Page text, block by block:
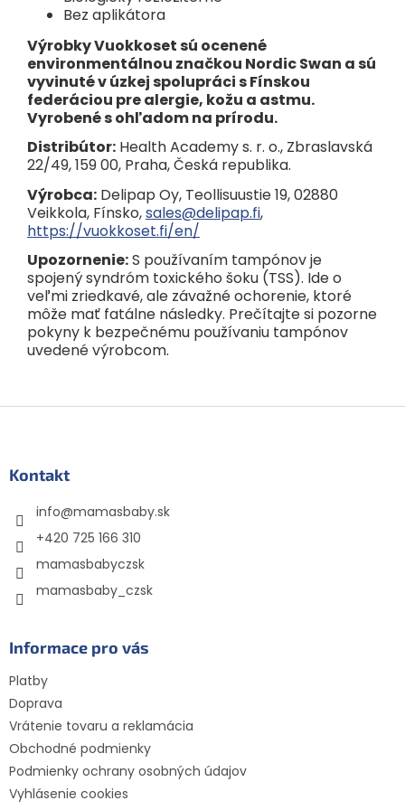
Bez aplikátora
Výrobky Vuokkoset sú ocenené
environmentálnou značkou Nordic Swan a sú
vyvinuté v úzkej spolupráci s Fínskou
federáciou pre alergie, kožu a astmu.
Vyrobené s ohľadom na prírodu.
Distribútor: Health Academy s. r. o., Zbraslavská
22/49, 159 00, Praha, Česká republika.
Výrobca: Delipap Oy, Teollisuustie 19, 02880
Veikkola, Fínsko,sales@delipap.fi,
https://vuokkoset.fi/en/
Upozornenie:S používaním tampónov je
spojený syndróm toxického šoku (TSS). Ide o
veľmi zriedkavé, ale závažné ochorenie, ktoré
môže mať fatálne následky. Prečítajte si pozorne
pokyny k bezpečnému používaniu tampónov
uvedené výrobcom.
Kontakt
info@mamasbaby.sk
+420 725 166 310
mamasbabyczsk
mamasbaby_czsk
Informace pro vás
Platby
Doprava
Vrátenie tovaru a reklamácia
Obchodné podmienky
Podmienky ochrany osobných údajov
Vyhlásenie cookies